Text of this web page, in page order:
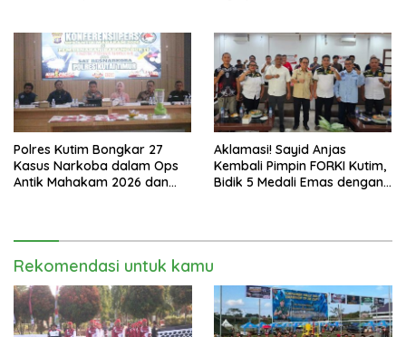
Polres Kutim Bongkar 27
Kasus Narkoba dalam Ops
Antik Mahakam 2026 dan
Aklamasi! Sayid Anjas
Kembali Pimpin FORKI Kutim,
Bidik 5 Medali Emas dengan
Rekomendasi untuk kamu